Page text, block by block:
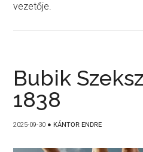
vezetője.
Bubik
1838
2025-09-30 ● KÁNTOR ENDRE